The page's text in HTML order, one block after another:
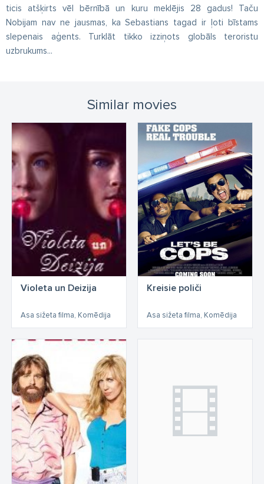
ticis atšķirts vēl bērnībā un kuru meklējis 28 gadus! Taču
Nobijam nav ne jausmas, ka Sebastians tagad ir ļoti bīstams
slepenais aģents. Turklāt tikko izziņots globāls teroristu
uzbrukums...
Similar movies
Violeta un Deizija
Asa sižeta filma, Komēdija
Kreisie poliči
Asa sižeta filma, Komēdija